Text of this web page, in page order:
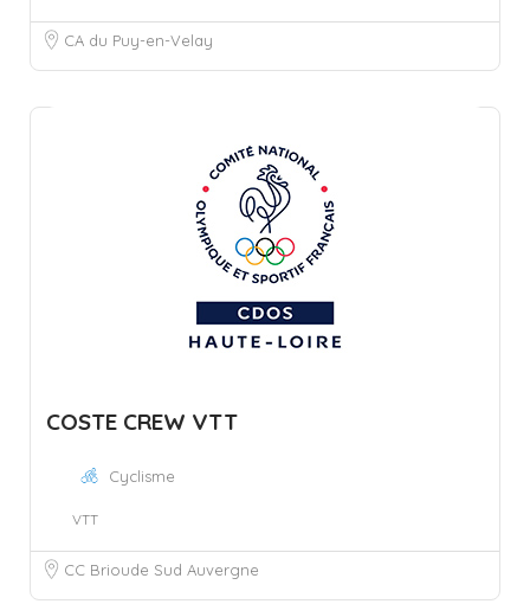
CA du Puy-en-Velay
COSTE CREW VTT
Cyclisme
VTT
CC Brioude Sud Auvergne